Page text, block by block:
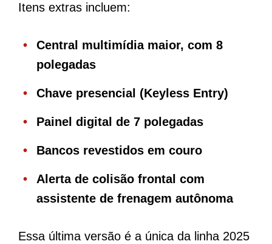
Itens extras incluem:
Central multimídia maior, com 8
polegadas
Chave presencial (Keyless Entry)
Painel digital de 7 polegadas
Bancos revestidos em couro
Alerta de colisão frontal com
assistente de frenagem autônoma
Essa última versão é a única da linha 2025